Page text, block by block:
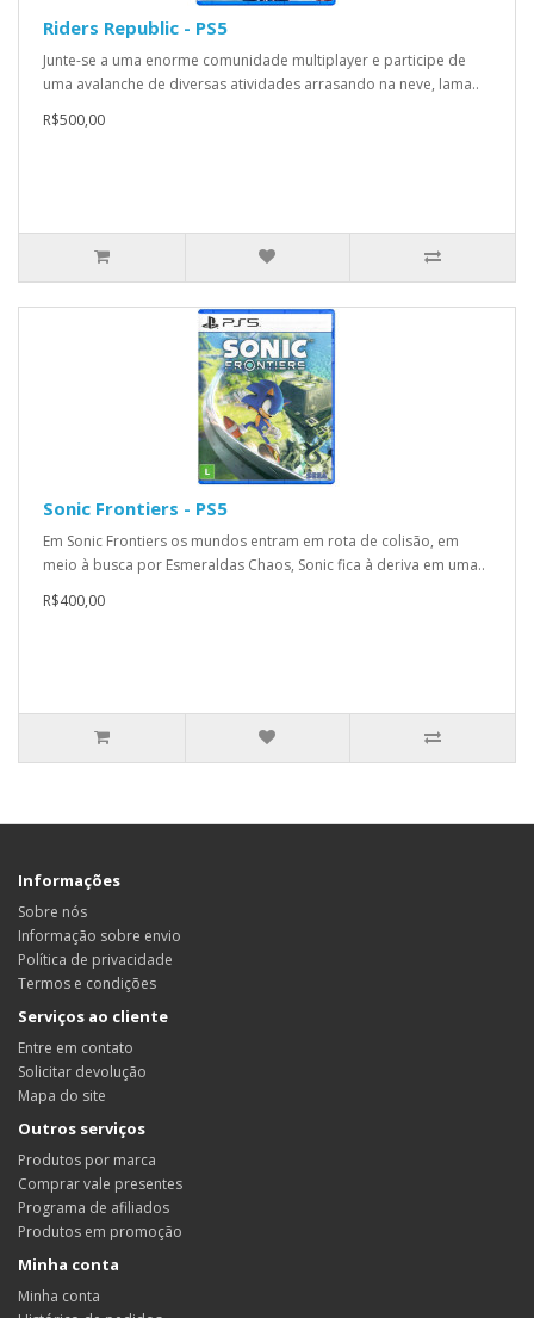
Riders Republic - PS5
Junte-se a uma enorme comunidade multiplayer e participe de
uma avalanche de diversas atividades arrasando na neve, lama..
R$500,00
Sonic Frontiers - PS5
Em Sonic Frontiers os mundos entram em rota de colisão, em
meio à busca por Esmeraldas Chaos, Sonic fica à deriva em uma..
R$400,00
Informações
Sobre nós
Informação sobre envio
Política de privacidade
Termos e condições
Serviços ao cliente
Entre em contato
Solicitar devolução
Mapa do site
Outros serviços
Produtos por marca
Comprar vale presentes
Programa de afiliados
Produtos em promoção
Minha conta
Minha conta